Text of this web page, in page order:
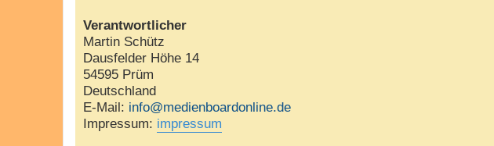
Verantwortlicher
Martin Schütz
Dausfelder Höhe 14
54595 Prüm
Deutschland
E-Mail: info@medienboardonline.de
Impressum: impressum